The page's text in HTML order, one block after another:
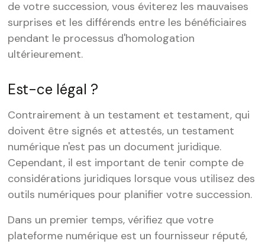
de votre succession, vous éviterez les mauvaises
surprises et les différends entre les bénéficiaires
pendant le processus d'homologation
ultérieurement.
Est-ce légal ?
Contrairement à un testament et testament, qui
doivent être signés et attestés, un testament
numérique n'est pas un document juridique.
Cependant, il est important de tenir compte de
considérations juridiques lorsque vous utilisez des
outils numériques pour planifier votre succession.
Dans un premier temps, vérifiez que votre
plateforme numérique est un fournisseur réputé,